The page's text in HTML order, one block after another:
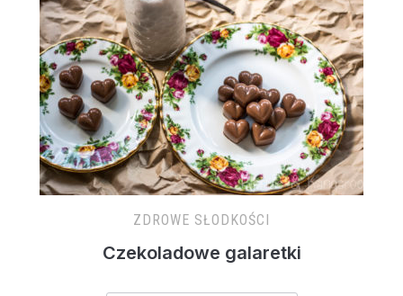
ZDROWE SŁODKOŚCI
Czekoladowe galaretki